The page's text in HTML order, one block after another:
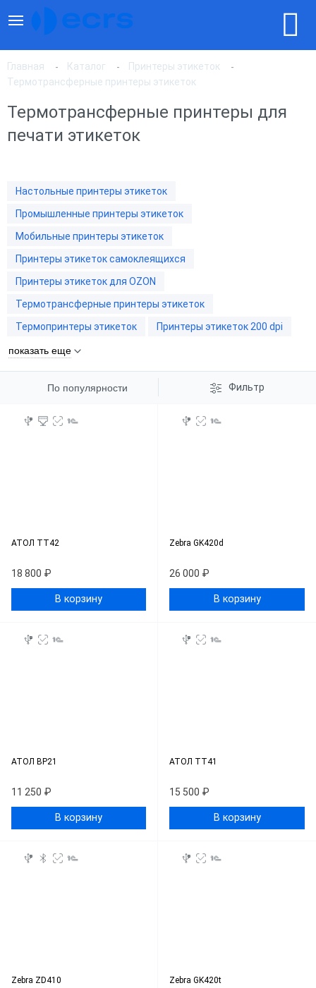
Главная Каталог
Принтеры этикеток
Термотрансферные принтеры этикеток
Термотрансферные принтеры для
печати этикеток
Настольные принтеры этикеток
Промышленные принтеры этикеток
Мобильные принтеры этикеток
Принтеры этикеток самоклеящихся
Принтеры этикеток для OZON
Термотрансферные принтеры этикеток
Термопринтеры этикеток
Принтеры этикеток 200 dpi
показать еще
По популярности Фильтр
По популярности
По цене, по убыванию
АТОЛ ТТ42
18 800 ₽
В корзину
Zebra GK420d
26 000 ₽
В корзину
АТОЛ BP21
11 250 ₽
В корзину
АТОЛ ТТ41
15 500 ₽
В корзину
Zebra ZD410 Zebra GK420t